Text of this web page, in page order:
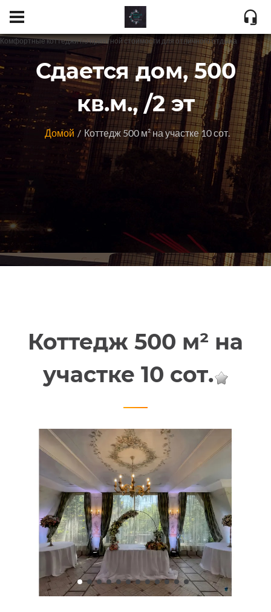
Комфортные коттеджи по приятной стоимости для отличного отдыха
Сдается дом, 500
кв.м., /2 эт
Домой Коттедж 500 м² на участке 10 сот.
Коттедж 500 м² на
участке 10 сот.